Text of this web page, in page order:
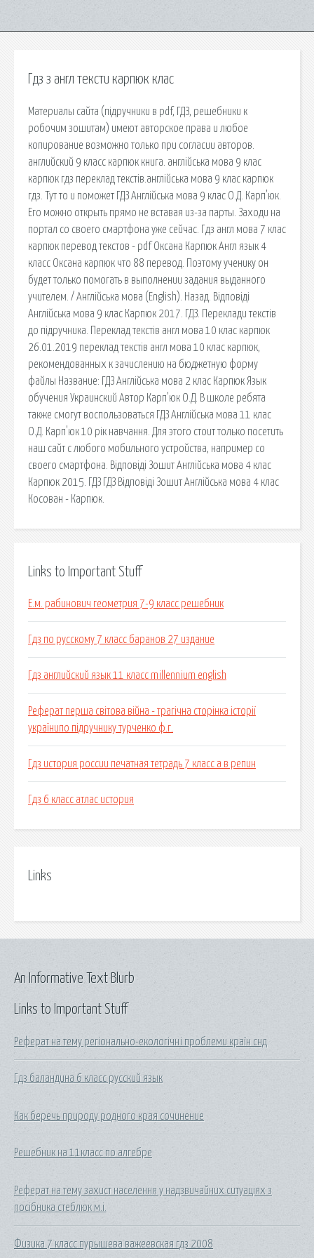
Гдз з англ тексти карпюк клас
Материалы сайта (підручники в pdf, ГДЗ, решебники к
робочим зошитам) имеют авторское права и любое
копирование возможно только при согласии авторов.
английский 9 класс карпюк книга. англійська мова 9 клас
карпюк гдз переклад текстів.англійська мова 9 клас карпюк
гдз. Тут то и поможет ГДЗ Англійська мова 9 клас О.Д. Карп'юк.
Его можно открыть прямо не вставая из-за парты. Заходи на
портал со своего смартфона уже сейчас. Гдз англ мова 7 клас
карпюк перевод текстов - pdf Оксана Карпюк Англ язык 4
класс Оксана карпюк что 88 перевод. Поэтому ученику он
будет только помогать в выполнении задания выданного
учителем. / Англійська мова (English). Назад. Відповіді
Англійська мова 9 клас Карпюк 2017. ГДЗ. Переклади текстів
до підручника. Переклад текстів англ мова 10 клас карпюк
26.01.2019 переклад текстів англ мова 10 клас карпюк,
рекомендованных к зачислению на бюджетную форму
файлы Название: ГДЗ Англійська мова 2 клас Карпюк Язык
обучения Украинский Автор Карп’юк О.Д. В школе ребята
также смогут воспользоваться ГДЗ Англійська мова 11 клас
О.Д. Карп'юк 10 рік навчання. Для этого стоит только посетить
наш сайт с любого мобильного устройства, например со
своего смартфона. Відповіді Зошит Англійська мова 4 клас
Карпюк 2015. ГДЗ ГДЗ Відповіді Зошит Англійська мова 4 клас
Косован - Карпюк.
Links to Important Stuff
Е.м. рабинович геометрия 7-9 класс решебник
Гдз по русскому 7 класс баранов 27 издание
Гдз английский язык 11 класс millennium english
Реферат перша світова війна - трагічна сторінка історії
українипо підручнику турченко ф.г.
Гдз история россии печатная тетрадь 7 класс а в репин
Гдз 6 класс атлас история
Links
Links to Important Stuff
Реферат на тему регіонально-екологічні проблеми країн снд
Гдз баландина 6 класс русский язык
Как беречь природу родного края сочинение
Решебник на 11класс по алгебре
Реферат на тему захист населення у надзвичайних ситуаціях з
посібника стеблюк м.і.
Физика 7 класс пурышева важеевская гдз 2008
An Informative Text Blurb